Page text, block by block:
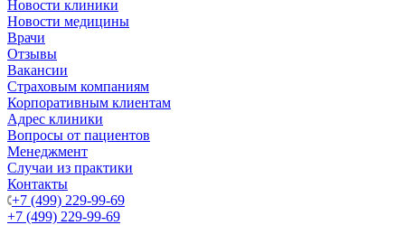
Новости клиники
Новости медицины
Врачи
Отзывы
Вакансии
Страховым компаниям
Корпоративным клиентам
Адрес клиники
Вопросы от пациентов
Менеджмент
Случаи из практики
Контакты
+7 (499) 229-99-69
+7 (499) 229-99-69